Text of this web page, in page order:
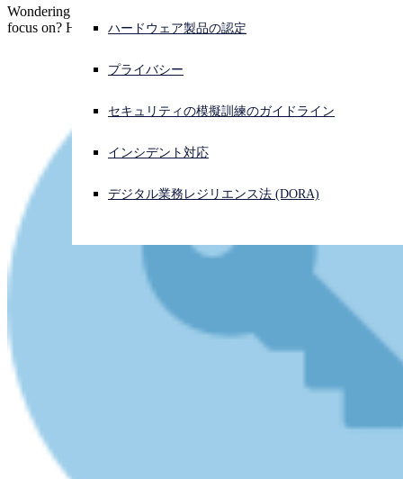
サイバー攻撃を受けている場合、連絡先はこちら
ハードウェア製品の認定
プライバシー
セキュリティの模擬訓練のガイドライン
インシデント対応
デジタル業務レジリエンス法 (DORA)
Wondering which cybercrime tools, techniques and procedures to
focus on? How about any and all of them?